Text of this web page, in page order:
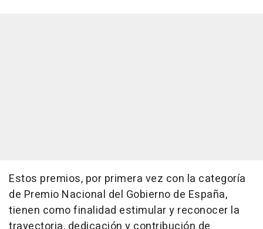
Estos premios, por primera vez con la categoría
de Premio Nacional del Gobierno de España,
tienen como finalidad estimular y reconocer la